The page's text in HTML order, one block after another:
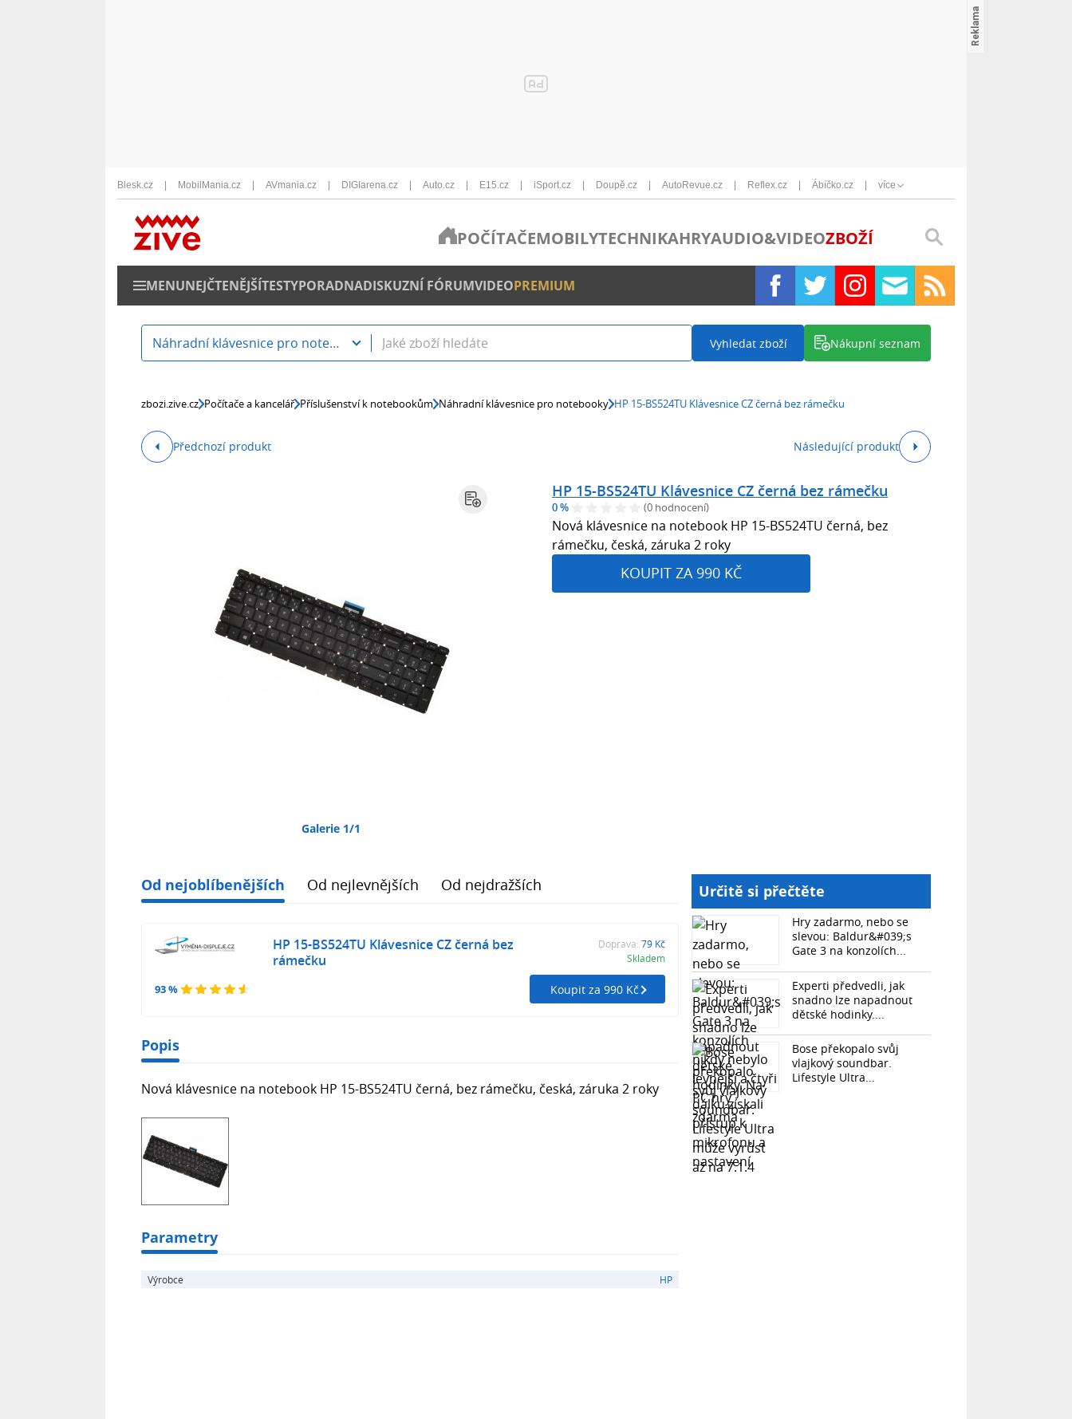
Blesk.cz MobilMania.cz AVmania.cz DIGIarena.cz Auto.cz E15.cz iSport.cz Doupě.cz AutoRevue.cz Reflex.cz Ábíčko.cz více
POČÍTAČEMOBILYTECHNIKAHRYAUDIO&VIDEOZBOŽÍ
MENUNEJČTENĚJŠÍTESTYPORADNADISKUZNÍ FÓRUMVIDEOPREMIUM
Náhradní klávesnice pro notebooky Vyhledat zboží Nákupní seznam
zbozi.zive.cz Počítače a kancelář Příslušenství k notebookům Náhradní klávesnice pro notebooky HP 15-BS524TU Klávesnice CZ černá bez rámečku
Předchozí produkt Následující produkt
Galerie 1/1
HP 15-BS524TU Klávesnice CZ černá bez rámečku
0 % (0 hodnocení)
Nová klávesnice na notebook HP 15-BS524TU černá, bez
rámečku, česká, záruka 2 roky
KOUPIT ZA 990 KČ
Od nejoblíbenějších Od nejlevnějších Od nejdražších
93 %
HP 15-BS524TU Klávesnice CZ černá bez
rámečku
Doprava: 79 Kč
Skladem
Koupit za 990 Kč
Popis
Nová klávesnice na notebook HP 15-BS524TU černá, bez rámečku, česká, záruka 2 roky
Parametry
Výrobce HP
Určitě si přečtěte
Hry zadarmo, nebo se
slevou: Baldur&#039;s
Gate 3 na konzolích...
Experti předvedli, jak
snadno lze napadnout
dětské hodinky....
Bose překopalo svůj
vlajkový soundbar.
Lifestyle Ultra...